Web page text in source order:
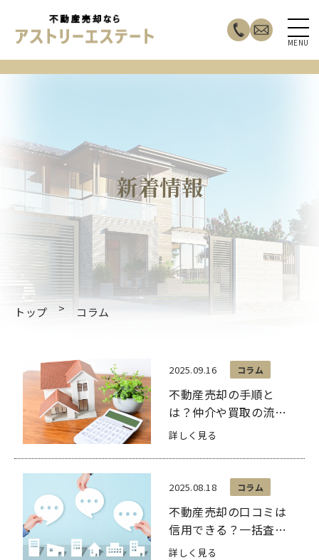
MENU
新着情報
トップ > コラム
2025.09.16 コラム
不動産売却の手順と
は？仲介や買取の流れ
に沿って解説
詳しく見る
2025.08.18 コラム
不動産売却の口コミは
信用できる？一括査定
サイトの危険性などを
詳しく見る